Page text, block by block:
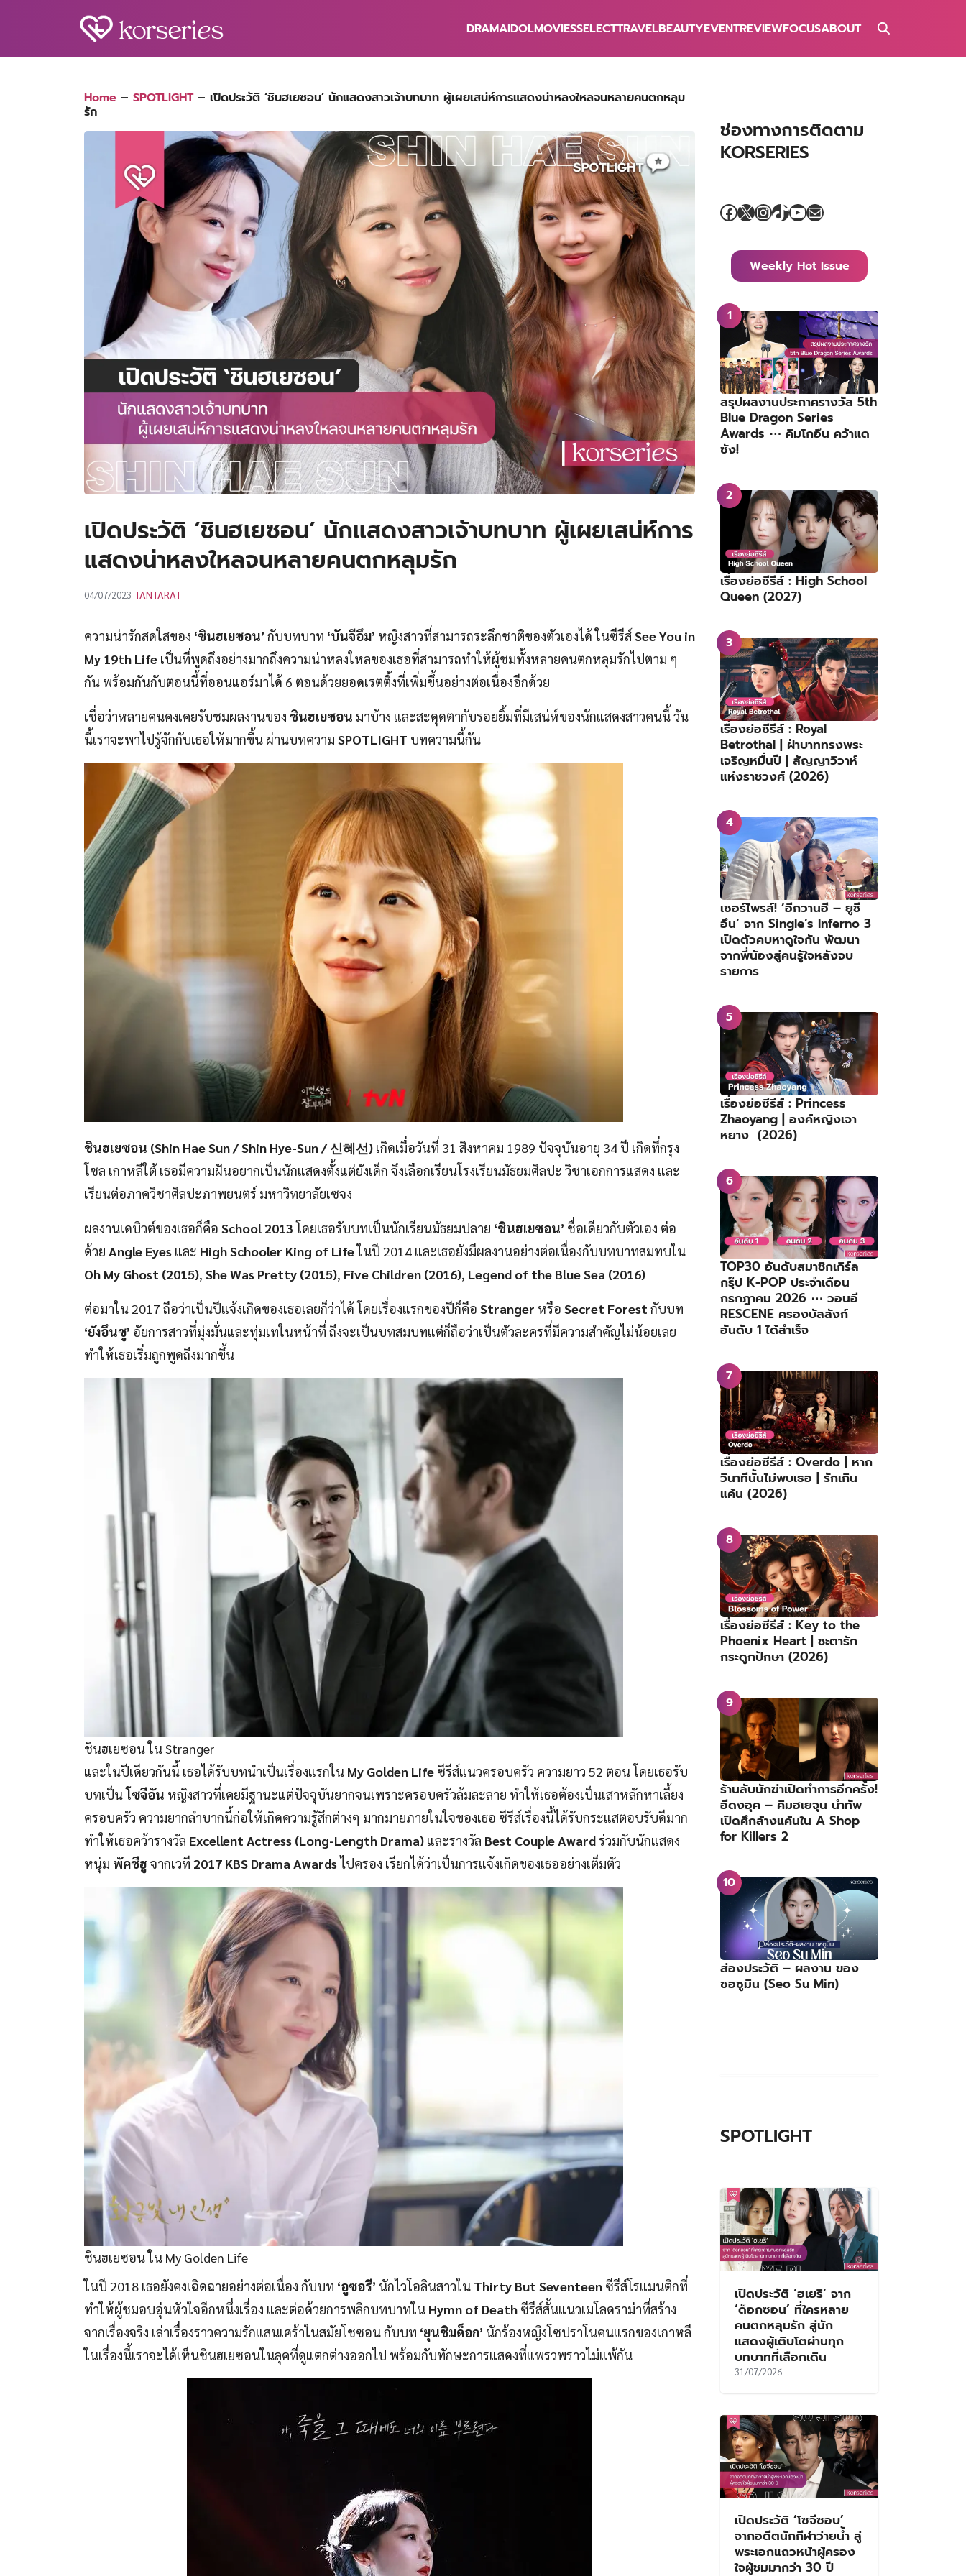
DRAMAIDOLMOVIESSELECTTRAVELBEAUTYEVENTREVIEWFOCUSABOUT
Home – SPOTLIGHT– เปิดประวัติ ‘ชินฮเยซอน’ นักแสดงสาวเจ้าบทบาท ผู้เผยเสน่ห์การแสดงน่าหลงใหลจนหลายคนตกหลุม
รัก
เปิดประวัติ ‘ชินฮเยซอน’ นักแสดงสาวเจ้าบทบาท ผู้เผยเสน่ห์การ
แสดงน่าหลงใหลจนหลายคนตกหลุมรัก
04/07/2023 TANTARAT
ความน่ารักสดใสของ ‘ชินฮเยซอน’ กับบทบาท ‘บันจีอึม’ หญิงสาวที่สามารถระลึกชาติของตัวเองได้ ในซีรีส์See You in
My 19th Life เป็นที่พูดถึงอย่างมากถึงความน่าหลงใหลของเธอที่สามารถทำให้ผู้ชมทั้งหลายคนตกหลุมรักไปตาม ๆ
กัน พร้อมกันกับตอนนี้ที่ออนแอร์มาได้ 6 ตอนด้วยยอดเรตติ้งที่เพิ่มขึ้นอย่างต่อเนื่องอีกด้วย
เชื่อว่าหลายคนคงเคยรับชมผลงานของ ชินฮเยซอน มาบ้าง และสะดุดตากับรอยยิ้มที่มีเสน่ห์ของนักแสดงสาวคนนี้ วัน
นี้เราจะพาไปรู้จักกับเธอให้มากขึ้น ผ่านบทความ SPOTLIGHT บทความนี้กัน
ชินฮเยซอน (Shin Hae Sun / Shin Hye-Sun / 신혜선) เกิดเมื่อวันที่ 31 สิงหาคม 1989 ปัจจุบันอายุ 34 ปี เกิดที่กรุง
โซล เกาหลีใต้ เธอมีความฝันอยากเป็นนักแสดงตั้งแต่ยังเด็ก จึงเลือกเรียนโรงเรียนมัธยมศิลปะ วิชาเอกการแสดง และ
เรียนต่อภาควิชาศิลปะภาพยนตร์ มหาวิทยาลัยเซจง
ผลงานเดบิวต์ของเธอก็คือ School 2013โดยเธอรับบทเป็นนักเรียนมัธยมปลาย ‘ชินฮเยซอน’ ชื่อเดียวกับตัวเอง ต่อ
ด้วย Angle Eyes และ High Schooler King of Lifeในปี 2014 และเธอยังมีผลงานอย่างต่อเนื่องกับบทบาทสมทบใน
Oh My Ghost (2015), She Was Pretty (2015), Five Children (2016), Legend of the Blue Sea (2016)
ต่อมาใน 2017 ถือว่าเป็นปีแจ้งเกิดของเธอเลยก็ว่าได้ โดยเรื่องแรกของปีก็คือ Stranger หรือ Secret Forest กับบท
‘ยังอึนซู’ อัยการสาวที่มุ่งมั่นและทุ่มเทในหน้าที่ ถึงจะเป็นบทสมบทแต่ก็ถือว่าเป็นตัวละครที่มีความสำคัญไม่น้อยเลย
ทำให้เธอเริ่มถูกพูดถึงมากขึ้น
ชินฮเยซอน ใน Stranger
และในปีเดียวกันนี้ เธอได้รับบทนำเป็นเรื่องแรกใน My Golden Life ซีรีส์แนวครอบครัว ความยาว 52 ตอน โดยเธอรับ
บทเป็นโซจีอัน หญิงสาวที่เคยมีฐานะแต่ปัจจุบันยากจนเพราะครอบครัวล้มละลาย ทำให้เธอต้องเป็นเสาหลักหาเลี้ยง
ครอบครัว ความยากลำบากนี้ก่อให้เกิดความรู้สึกต่างๆ มากมายภายในใจของเธอ ซีรีส์เรื่องนี้ได้รับกระแสตอบรับดีมาก
ทำให้เธอคว้ารางวัล Excellent Actress (Long-Length Drama) และรางวัล Best Couple Awardร่วมกับนักแสดง
หนุ่ม พัคชีฮู จากเวที 2017 KBS Drama Awardsไปครอง เรียกได้ว่าเป็นการแจ้งเกิดของเธออย่างเต็มตัว
ชินฮเยซอน ใน My Golden Life
ในปี 2018 เธอยังคงเฉิดฉายอย่างต่อเนื่อง กับบท ‘อูซอรี’ นักไวโอลินสาวใน Thirty But Seventeen ซีรีส์โรแมนติกที่
ทำให้ผู้ชมอบอุ่นหัวใจอีกหนึ่งเรื่อง และต่อด้วยการพลิกบทบาทใน Hymn of Death ซีรีส์สั้นแนวเมโลดราม่าที่สร้าง
จากเรื่องจริง เล่าเรื่องราวความรักแสนเศร้าในสมัยโชซอน กับบท ‘ยุนชิมด็อก’ นักร้องหญิงโซปราโนคนแรกของเกาหลี
ในเรื่องนี้เราจะได้เห็นชินฮเยซอนในลุคที่ดูแตกต่างออกไป พร้อมกับทักษะการแสดงที่แพรวพราวไม่แพ้กัน
ช่องทางการติดตาม
KORSERIES
Facebook
X Instagram
TikTok
YouTube
Mail
Weekly Hot Issue
สรุปผลงานประกาศรางวัล 5th
Blue Dragon Series
Awards ⋯ คิมโกอึน คว้าแด
ซัง!
เรื่องย่อซีรีส์ : High School
Queen (2027)
เรื่องย่อซีรีส์ : Royal
Betrothal | ฝ่าบาททรงพระ
เจริญหมื่นปี | สัญญาวิวาห์
แห่งราชวงศ์ (2026)
เซอร์ไพรส์! ‘อีกวานฮี – ยูชี
อึน’ จาก Single’s Inferno 3
เปิดตัวคบหาดูใจกัน พัฒนา
จากพี่น้องสู่คนรู้ใจหลังจบ
รายการ
เรื่องย่อซีรีส์ : Princess
Zhaoyang | องค์หญิงเจา
หยาง (2026)
TOP30 อันดับสมาชิกเกิร์ล
กรุ๊ป K-POP ประจำเดือน
กรกฎาคม 2026 ⋯ วอนอี
RESCENE ครองบัลลังก์
อันดับ 1 ได้สำเร็จ
เรื่องย่อซีรีส์ : Overdo | หาก
วินาทีนั้นไม่พบเธอ | รักเกิน
แค้น (2026)
เรื่องย่อซีรีส์ : Key to the
Phoenix Heart | ชะตารัก
กระดูกปักษา (2026)
ร้านลับนักฆ่าเปิดทำการอีกครั้ง!
อีดงอุค – คิมฮเยจุน นำทัพ
เปิดศึกล้างแค้นใน A Shop
for Killers 2
ส่องประวัติ – ผลงาน ของ
ซอซูมิน (Seo Su Min)
SPOTLIGHT
เปิดประวัติ ‘ฮเยริ’ จาก
‘ด็อกซอน’ ที่ใครหลาย
คนตกหลุมรัก สู่นัก
แสดงผู้เติบโตผ่านทุก
บทบาทที่เลือกเดิน
31/07/2026
เปิดประวัติ ‘โซจีซอบ’
จากอดีตนักกีฬาว่ายน้ำ สู่
พระเอกแถวหน้าผู้ครอง
ใจผู้ชมมากว่า 30 ปี